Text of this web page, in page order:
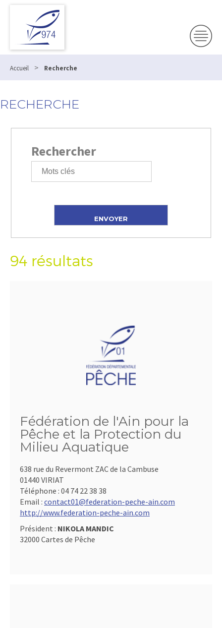
Accueil > Recherche
RECHERCHE
Rechercher
94 résultats
Fédération de l'Ain pour la
Pêche et la Protection du
Milieu Aquatique
638 rue du Revermont ZAC de la Cambuse
01440 VIRIAT
Téléphone : 04 74 22 38 38
Email : contact01@federation-peche-ain.com
http://www.federation-peche-ain.com
Président : NIKOLA MANDIC
32000 Cartes de Pêche